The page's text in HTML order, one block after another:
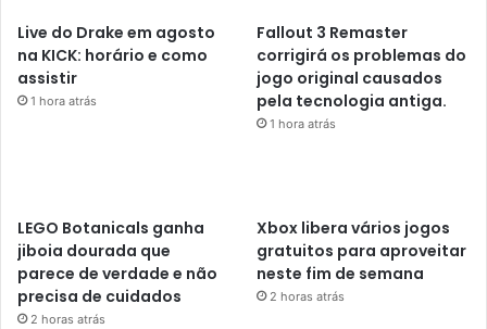
Live do Drake em agosto
na KICK: horário e como
assistir
1 hora atrás
Fallout 3 Remaster
corrigirá os problemas do
jogo original causados ​​
pela tecnologia antiga.
1 hora atrás
LEGO Botanicals ganha
jiboia dourada que
parece de verdade e não
precisa de cuidados
2 horas atrás
Xbox libera vários jogos
gratuitos para aproveitar
neste fim de semana
2 horas atrás